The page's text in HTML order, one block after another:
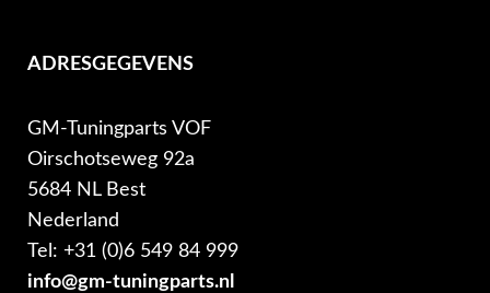
ADRESGEGEVENS
GM-Tuningparts VOF
Oirschotseweg 92a
5684 NL Best
Nederland
Tel: +31 (0)6 549 84 999
info@gm-tuningparts.nl